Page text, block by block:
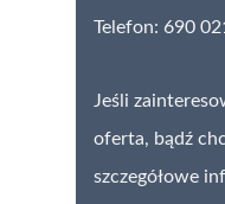
Telefon: 690
Jeśli
oferta, bądź
szczegółowe